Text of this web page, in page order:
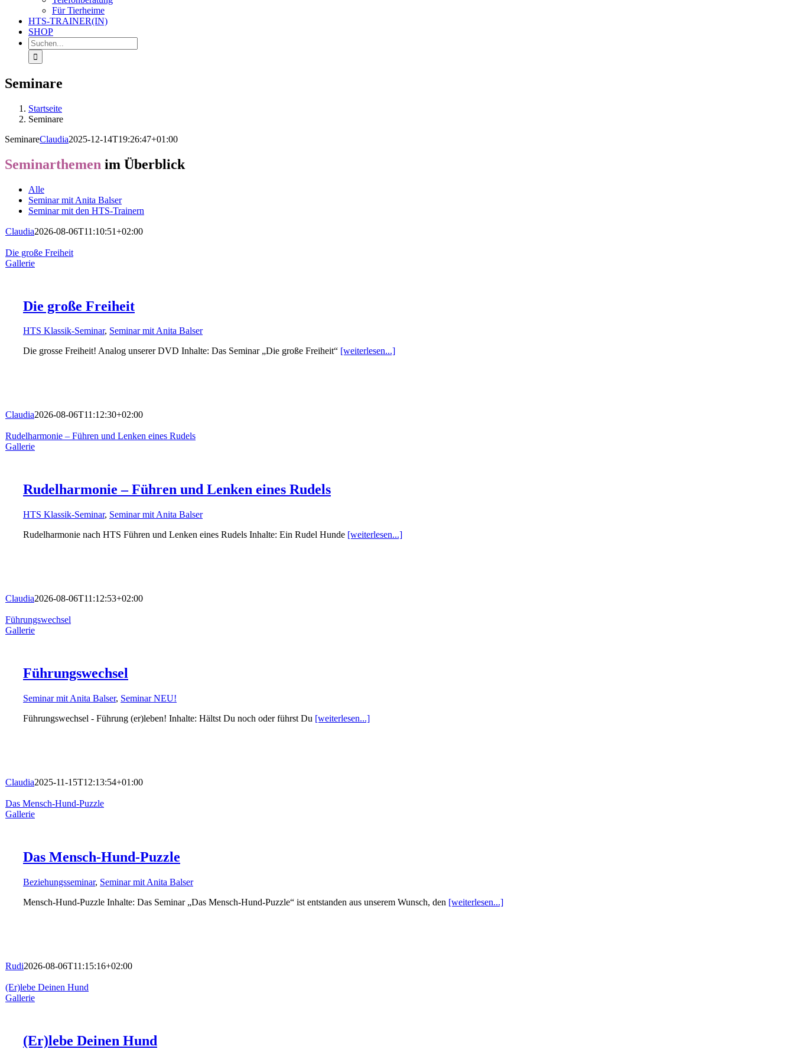
Für Tierheime
HTS-TRAINER(IN)
SHOP
Suche
nach:
Seminare
Startseite
Seminare
SeminareClaudia2025-12-14T19:26:47+01:00
Seminarthemen im Überblick
Alle
Seminar mit Anita Balser
Seminar mit den HTS-Trainern
Claudia2026-08-06T11:10:51+02:00
Die große Freiheit
Gallerie
Die große Freiheit
HTS Klassik-Seminar, Seminar mit Anita Balser
Die grosse Freiheit! Analog unserer DVD Inhalte: Das Seminar „Die große Freiheit“ [weiterlesen...]
Claudia2026-08-06T11:12:30+02:00
Rudelharmonie – Führen und Lenken eines Rudels
Gallerie
Rudelharmonie – Führen und Lenken eines Rudels
HTS Klassik-Seminar, Seminar mit Anita Balser
Rudelharmonie nach HTS Führen und Lenken eines Rudels Inhalte: Ein Rudel Hunde [weiterlesen...]
Claudia2026-08-06T11:12:53+02:00
Führungswechsel
Gallerie
Führungswechsel
Seminar mit Anita Balser, Seminar NEU!
Führungswechsel - Führung (er)leben! Inhalte: Hältst Du noch oder führst Du [weiterlesen...]
Claudia2025-11-15T12:13:54+01:00
Das Mensch-Hund-Puzzle
Gallerie
Das Mensch-Hund-Puzzle
Beziehungsseminar, Seminar mit Anita Balser
Mensch-Hund-Puzzle Inhalte: Das Seminar „Das Mensch-Hund-Puzzle“ ist entstanden aus unserem Wunsch, den [weiterlesen...]
Rudi2026-08-06T11:15:16+02:00
(Er)lebe Deinen Hund
Gallerie
(Er)lebe Deinen Hund